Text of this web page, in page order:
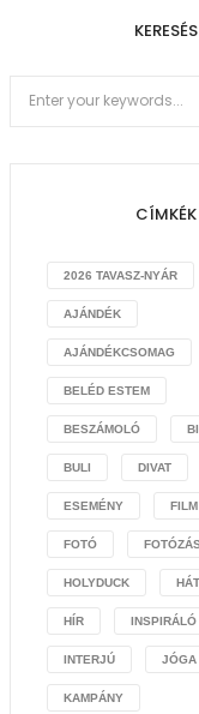
KERESÉS
CÍMKÉK
2026 TAVASZ-NYÁR
AJÁNDÉK
AJÁNDÉKCSOMAG
BELÉD ESTEM
BESZÁMOLÓ
BULI DIVAT
ESEMÉNY FILM
FOTÓ
HOLYDUCK
HÍR INSPIRÁLÓ
INTERJÚ JÓGA
KAMPÁNY